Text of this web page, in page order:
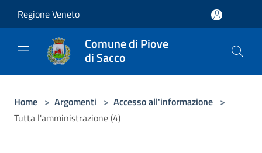
Regione Veneto
Comune di Piove
di Sacco
Home > Argomenti > Accesso all'informazione >
Tutta l'amministrazione (4)